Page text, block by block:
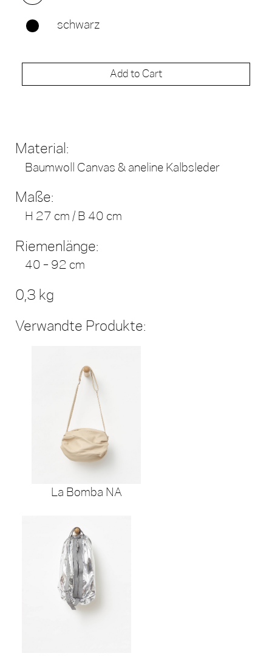
schwarz
Add to Cart
Material:
Baumwoll Canvas & aneline Kalbsleder
Maße:
H 27 cm / B 40 cm
Riemenlänge:
40 – 92 cm
0,3 kg
Verwandte Produkte:
La Bomba NA